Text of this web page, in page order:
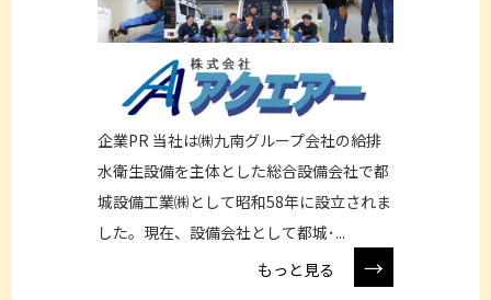
企業PR 当社は㈱九南グループ会社の給排
水衛生設備を主体とした総合設備会社で都
城設備工業㈱として昭和58年に設立されま
した。現在、設備会社として都城･...
もっと見る
→